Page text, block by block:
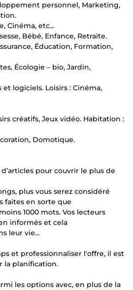
personnel, Marketing,
Cinéma, etc...
Bébé, Enfance, Retraite.
Éducation, Formation,
Écologie – bio, Jardin,
logiciels. Loisirs : Cinéma,
créatifs, Jeux vidéo. Habitation :
Domotique.
pour couvrir le plus de
plus vous serez considéré
faites en sorte que
1000 mots. Vos lecteurs
informés et cela
leur vie...
et professionnaliser l'offre, il est
la planification.
les options avec, en plus de la